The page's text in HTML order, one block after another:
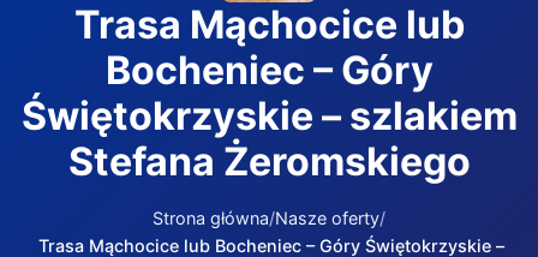
Trasa Mąchocice lub
Bocheniec – Góry
Świętokrzyskie – szlakiem
Stefana Żeromskiego
Strona główna Nasze oferty
Trasa Mąchocice lub Bocheniec – Góry Świętokrzyskie –